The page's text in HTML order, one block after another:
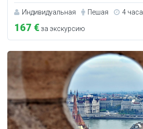
Индивидуальная Пешая 4 часа
167 €за экскурсию